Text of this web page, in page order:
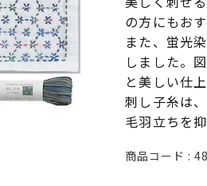
の方にもおす
また、蛍光
しました。
と美しい仕
刺し子糸は
毛羽立ちを
商品コード